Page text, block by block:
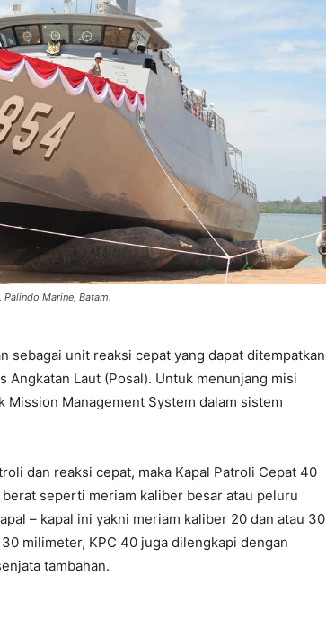
Palindo Marine, Batam.
sebagai unit reaksi cepat yang dapat ditempatkan
Angkatan Laut (Posal). Untuk menunjang misi
Management System dalam sistem
dan reaksi cepat, maka Kapal Patroli Cepat 40
seperti meriam kaliber besar atau peluru
– kapal ini yakni meriam kaliber 20 dan atau 30
milimeter, KPC 40 juga dilengkapi dengan
tambahan.